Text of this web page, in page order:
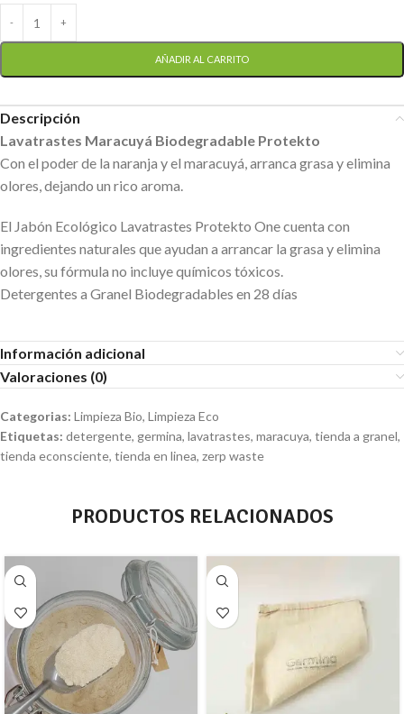
AÑADIR AL CARRITO
Descripción
Lavatrastes Maracuyá Biodegradable Protekto
Con el poder de la naranja y el maracuyá, arranca grasa y elimina
olores, dejando un rico aroma.
El Jabón Ecológico Lavatrastes Protekto One cuenta con
ingredientes naturales que ayudan a arrancar la grasa y elimina
olores, su fórmula no incluye químicos tóxicos.
Detergentes a Granel Biodegradables en 28 días
Información adicional
Valoraciones (0)
Categorias: Limpieza Bio, Limpieza Eco
Etiquetas: detergente, germina, lavatrastes, maracuya, tienda a granel,
tienda econsciente, tienda en linea, zerp waste
PRODUCTOS RELACIONADOS